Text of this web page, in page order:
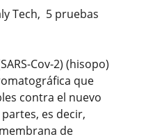
Tech, 5 pruebas
Cov-2) (hisopo)
que
contra el nuevo
es decir,
de